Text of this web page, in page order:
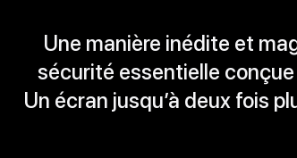
Une manière inédite et
sécurité essentielle
Un écran jusqu’à deux fois